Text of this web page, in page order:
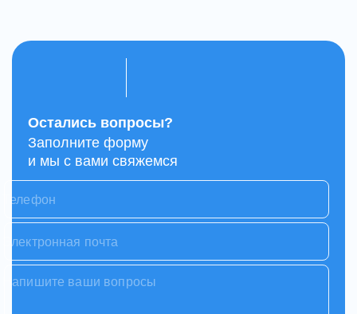
Остались вопросы?
Заполните форму
и мы с вами свяжемся